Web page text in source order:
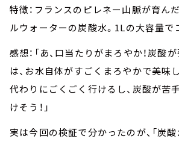
特徴：フランスのピレネー山脈が育ん
ルウォーターの炭酸水。1Lの大容量で
感想：「あ、口当たりがまろやか！炭酸
は、お水自体がすごくまろやかで美味
代わりにごくごく行けるし、炭酸が苦
けそう！」
実は今回の検証で分かったのが、「炭